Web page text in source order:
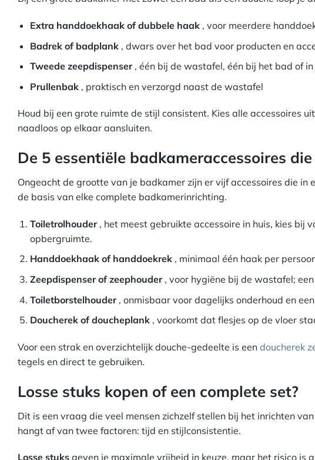
Extra handdoekhaak of dubbele haak, voor meerdere
Badrek of badplank, dwars over het bad voor producten en
Tweede zeepdispenser, één bij de wastafel, één bij het bad of in
Prullenbak, praktisch en verzorgd naast de wastafel
Houd bij een grote ruimte de stijl consistent. Kies alle accessoires
naadloos op elkaar aansluiten.
De 5 essentiële badkameraccessoires
Ongeacht de grootte van je badkamer zijn er vijf accessoires die in
de basis van elke complete badkamerinrichting.
Toiletrolhouder, het meest gebruikte accessoire in huis, kies bij
opbergruimte.
Handdoekhaak of handdoekrek, minimaal één haak per
Zeepdispenser of zeephouder, voor hygiëne bij de wastafel;
Toiletborstelhouder, onmisbaar voor dagelijks onderhoud en
Doucherek of doucheplank, voorkomt dat flesjes op de vloer
Voor een strak en overzichtelijk douche-gedeelte is een doucherek
tegels en direct te gebruiken.
Losse stuks kopen of een complete set?
Dit is een vraag die veel mensen zichzelf stellen bij het inrichten
hangt af van twee factoren: tijd en stijlconsistentie.
Losse stuks geven je maximale vrijheid in keuze, maar het risico